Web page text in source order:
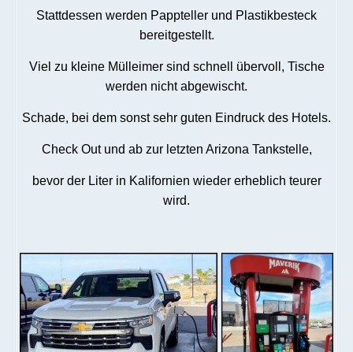
Stattdessen werden Pappteller und Plastikbesteck
bereitgestellt.
Viel zu kleine Mülleimer sind schnell übervoll, Tische
werden nicht abgewischt.
Schade, bei dem sonst sehr guten Eindruck des Hotels.
Check Out und ab zur letzten Arizona Tankstelle,
bevor der Liter in Kalifornien wieder erheblich teurer
wird.